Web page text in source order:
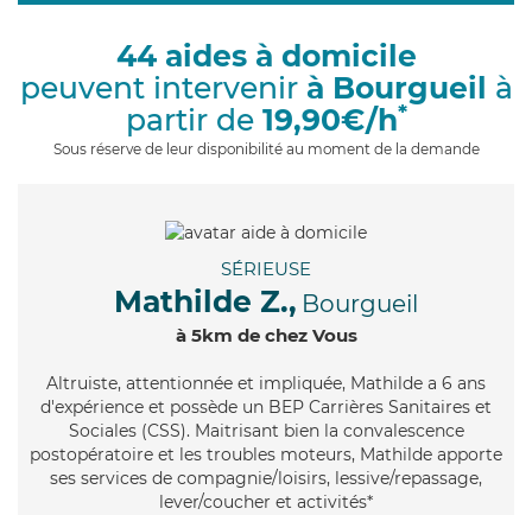
g
i
44 aides à domicile
peuvent intervenir à Bourgueil à
partir de 19,90€/h*
Sous réserve de leur disponibilité au moment de la demande
SÉRIEUSE
Mathilde Z., Bourgueil
à 5km de chez Vous
Altruiste, attentionnée et impliquée, Mathilde a 6 ans
d'expérience et possède un BEP Carrières Sanitaires et
Sociales (CSS). Maitrisant bien la convalescence
postopératoire et les troubles moteurs, Mathilde apporte
ses services de compagnie/loisirs, lessive/repassage,
lever/coucher et activités*